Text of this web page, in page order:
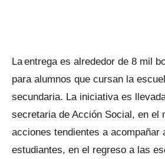
La entrega es alrededor de 8 mil
para alumnos que cursan la
secundaria. La iniciativa es
secretaria de Acción Social, en el
acciones tendientes a acompañar
estudiantes, en el regreso a las